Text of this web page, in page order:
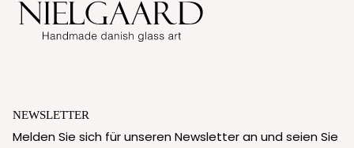
NEWSLETTER
Melden Sie sich für unseren Newsletter an und seien Sie